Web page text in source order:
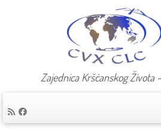
Zajednica Kršćanskog Života